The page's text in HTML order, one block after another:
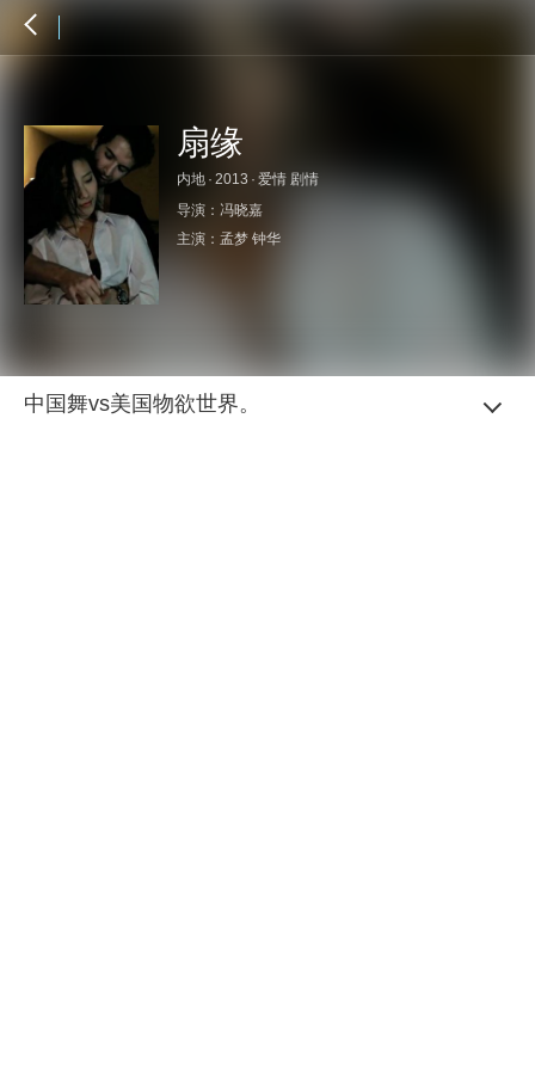
扇缘
内地 · 2013 · 爱情 剧情
导演： 冯晓嘉
主演： 孟梦 钟华
中国舞vs美国物欲世界。